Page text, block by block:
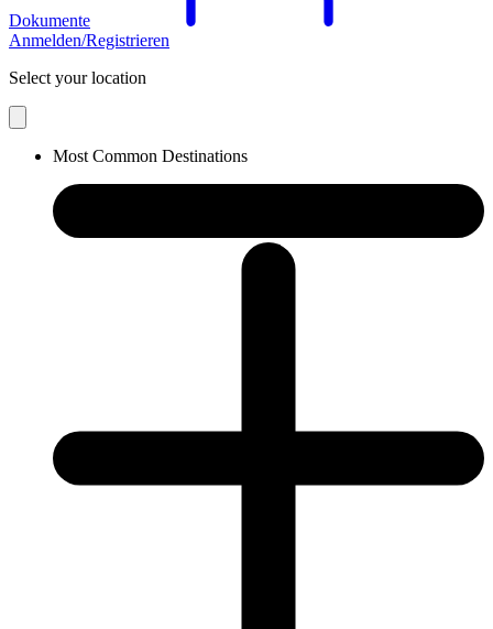
Dokumente
Anmelden/Registrieren
Select your location
Most Common Destinations